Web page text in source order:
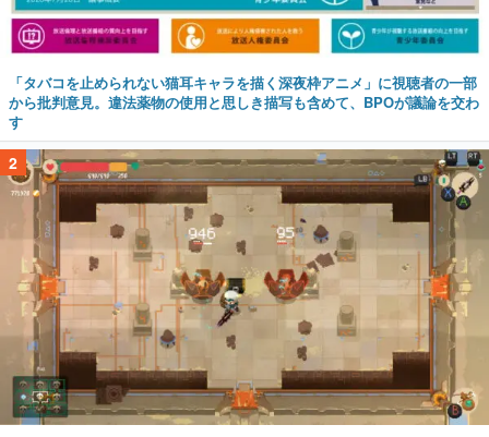
「タバコを止められない猫耳キャラを描く深夜枠アニメ」に視聴者の一部
から批判意見。違法薬物の使用と思しき描写も含めて、BPOが議論を交わ
す
2